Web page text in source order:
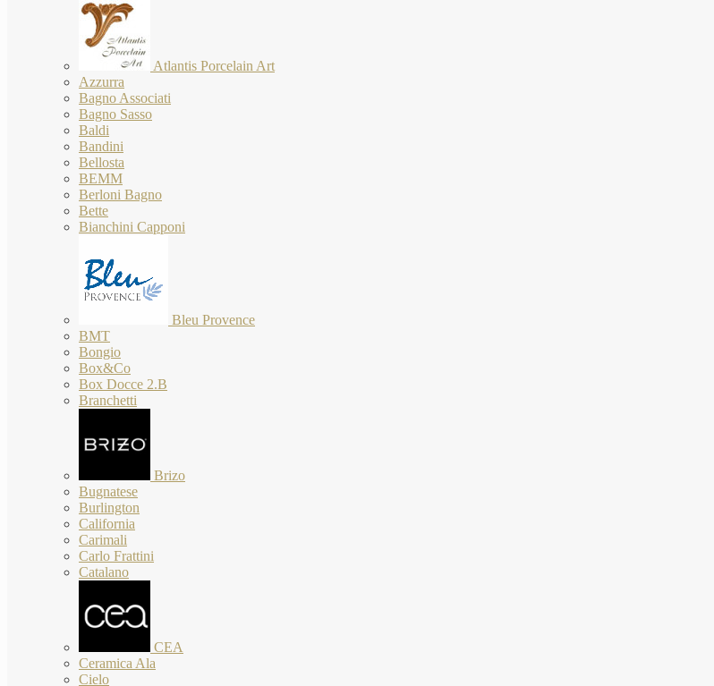
Atlantis Porcelain Art
Azzurra
Bagno Associati
Bagno Sasso
Baldi
Bandini
Bellosta
BEMM
Berloni Bagno
Bette
Bianchini Capponi
Bleu Provence
BMT
Bongio
Box&Co
Box Docce 2.B
Branchetti
Brizo
Bugnatese
Burlington
California
Carimali
Carlo Frattini
Catalano
CEA
Ceramica Ala
Cielo